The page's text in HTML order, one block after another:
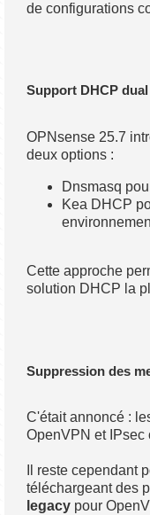
de configurations
Support DHCP dual
OPNsense 25.7
deux options :
Dnsmasq
Kea DHCP
Cette approche
solution DHCP la
Suppression des
C'était annoncé :
OpenVPN et IPsec
Il reste cependant
téléchargeant des
legacy pour